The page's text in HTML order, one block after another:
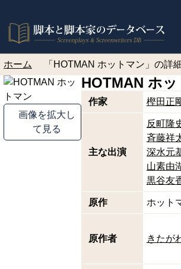
ホーム 「HOTMAN ホットマン」の詳
画像を拡大し
て見る
HOTMAN ホ
作家 樫田正
主な出演
反町隆
斉藤祥
深水元
山素由
黒谷友
原作 ホット
原作者 きたが